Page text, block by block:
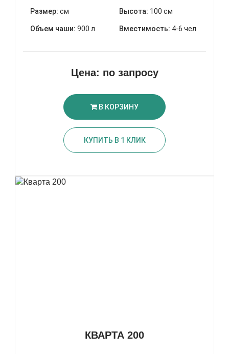
Размер: см Высота: 100 см
Объем чаши: 900 л Вместимость: 4-6 чел
Цена: по запросу
В КОРЗИНУ
КУПИТЬ В 1 КЛИК
КВАРТА 200